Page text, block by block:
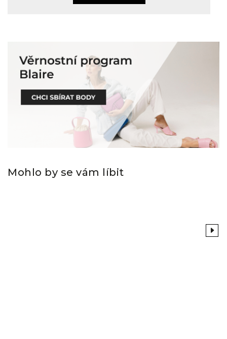
Mohlo by se vám líbit
Previous
Next